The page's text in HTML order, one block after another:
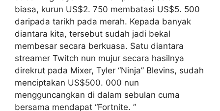
biasa, kurun US$2. 750 membatasi US$5. 500
daripada tarikh pada merah. Kepada banyak
diantara kita, tersebut sudah jadi bekal
membesar secara berkuasa. Satu diantara
streamer Twitch nun mujur secara hasilnya
direkrut pada Mixer, Tyler “Ninja” Blevins, sudah
menciptakan US$500. 000 nun
mengguncangkan di dalam sebulan cuma
bersama mendapat “Fortnite. ”